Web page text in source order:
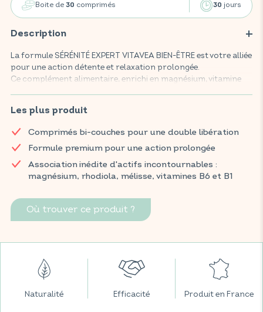
Boite de 30 comprimés 30 jours
Description
La formule SÉRÉNITÉ EXPERT VITAVEA BIEN-ÊTRE est votre alliée
pour une action détente et relaxation prolongée.
Ce complément alimentaire, enrichi en magnésium, vitamine
soutenir le fonctionnement normal du système nerveux, et
une libération prolongée pour favoriser la relaxation, le bien-
être mental et physique, ainsi que réduire l'impact négatif du
stress.
Retrouvez vos produits VITAVEA BIEN-ÊTRE dans toutes vos
grandes surfaces préférées.
Les plus produit
Comprimés bi-couches pour une double libération
Formule premium pour une action prolongée
Association inédite d'actifs incontournables :
magnésium, rhodiola, mélisse, vitamines B6 et B1
Où trouver ce produit ?
Naturalité Efficacité Produit en France